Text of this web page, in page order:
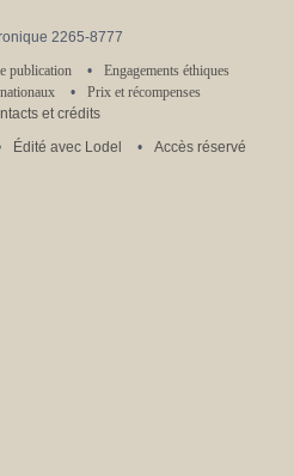
2265-8777
publication
Engagements éthiques
Prix et récompenses
et crédits
Édité avec Lodel Accès réservé